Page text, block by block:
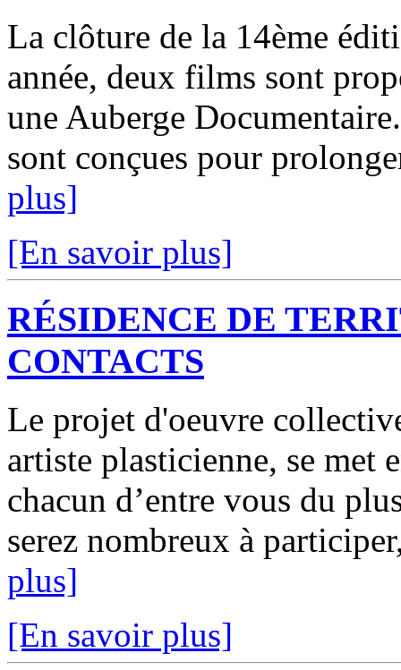
La clôture de la 14ème
année, deux films sont
une Auberge
sont conçues pour
plus]
[En savoir plus]
RÉSIDENCE DE
CONTACTS
Le projet d'oeuvre
artiste plasticienne, se met
chacun d’entre vous du
serez nombreux à
plus]
[En savoir plus]